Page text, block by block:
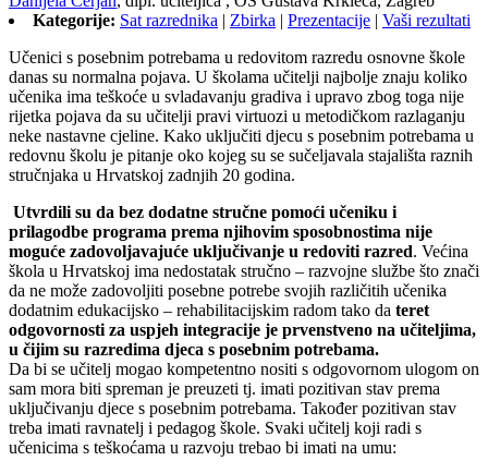
Kategorije: Sat razrednika | Zbirka | Prezentacije | Vaši rezultati
Učenici s posebnim potrebama u redovitom razredu osnovne škole
danas su normalna pojava. U školama učitelji najbolje znaju koliko
učenika ima teškoće u svladavanju gradiva i upravo zbog toga nije
rijetka pojava da su učitelji pravi virtuozi u metodičkom razlaganju
neke nastavne cjeline. Kako uključiti djecu s posebnim potrebama u
redovnu školu je pitanje oko kojeg su se sučeljavala stajališta raznih
stručnjaka u Hrvatskoj zadnjih 20 godina.
Utvrdili su da bez dodatne stručne pomoći učeniku i
prilagodbe programa prema njihovim sposobnostima nije
moguće zadovoljavajuće uključivanje u redoviti razred. Većina
škola u Hrvatskoj ima nedostatak stručno – razvojne službe što znači
da ne može zadovoljiti posebne potrebe svojih različitih učenika
dodatnim edukacijsko – rehabilitacijskim radom tako da teret
odgovornosti za uspjeh integracije je prvenstveno na učiteljima,
u čijim su razredima djeca s posebnim potrebama.
Da bi se učitelj mogao kompetentno nositi s odgovornom ulogom on
sam mora biti spreman je preuzeti tj. imati pozitivan stav prema
uključivanju djece s posebnim potrebama. Također pozitivan stav
treba imati ravnatelj i pedagog škole. Svaki učitelj koji radi s
učenicima s teškoćama u razvoju trebao bi imati na umu: